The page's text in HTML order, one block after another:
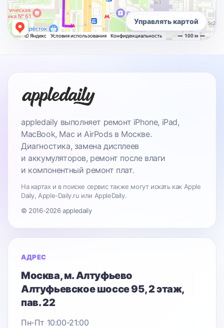
Управлять картой
appledaily выполняет ремонт iPhone, iPad,
MacBook, Mac и AirPods в Москве.
Диагностика, замена дисплеев
и аккумуляторов, ремонт после влаги
и компонентный ремонт плат.
На картах и в поиске сервис также могут искать как Apple
Daily, Apple-Daily.ru или AppleDaily.
© 2016-2026 appledaily
АДРЕС
Москва, м. Алтуфьево
Алтуфьевское шоссе 95, 2 этаж,
пав. 22
Пн-Пт 10:00-21:00